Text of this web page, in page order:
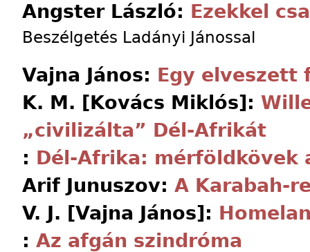
Angster László: Ezekkel
Beszélgetés Ladányi Jánossal
Vajna János: Egy elveszett
K. M. [Kovács Miklós]:
„civilizálta” Dél-Afrikát
: Dél-Afrika: mérföldkövek
Arif Junuszov: A Karabah-
V. J. [Vajna János]:
: Az afgán szindróma